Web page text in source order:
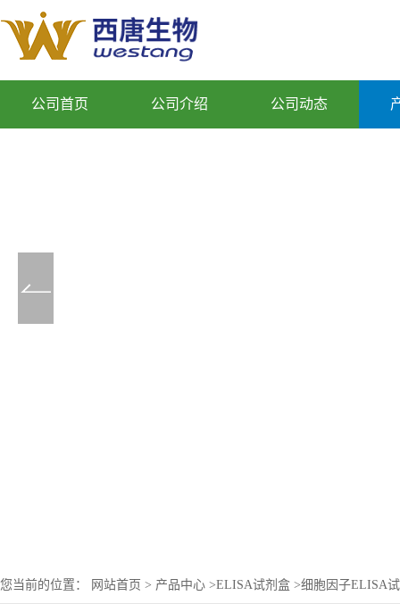
公司首页 公司介绍 公司动态
您当前的位置： 网站首页 > 产品中心 >ELISA试剂盒 >细胞因子ELISA